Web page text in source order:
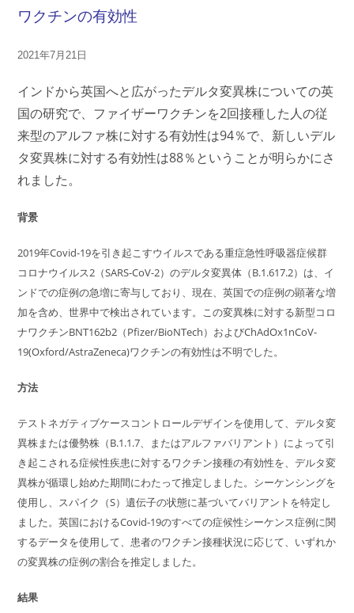
ワクチンの有効性
2021年7月21日
インドから英国へと広がったデルタ変異株についての英
国の研究で、ファイザーワクチンを2回接種した人の従
来型のアルファ株に対する有効性は94％で、新しいデル
タ変異株に対する有効性は88％ということが明らかにさ
れました。
背景
2019年Covid-19を引き起こすウイルスである重症急性呼吸器症候群
コロナウイルス2（SARS-CoV-2）のデルタ変異体（B.1.617.2）は、イ
ンドでの症例の急増に寄与しており、現在、英国での症例の顕著な増
加を含め、世界中で検出されています。この変異株に対する新型コロ
ナワクチンBNT162b2（Pfizer/BioNTech）およびChAdOx1nCoV-
19(Oxford/AstraZeneca)ワクチンの有効性は不明でした。
方法
テストネガティブケースコントロールデザインを使用して、デルタ変
異株または優勢株（B.1.1.7、またはアルファバリアント）によって引
き起こされる症候性疾患に対するワクチン接種の有効性を、デルタ変
異株が循環し始めた期間にわたって推定しました。シーケンシングを
使用し、スパイク（S）遺伝子の状態に基づいてバリアントを特定し
ました。英国におけるCovid-19のすべての症候性シーケンス症例に関
するデータを使用して、患者のワクチン接種状況に応じて、いずれか
の変異株の症例の割合を推定しました。
結果